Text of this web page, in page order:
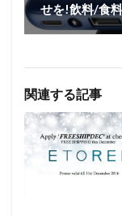
せを!飲料/食
関連する記事